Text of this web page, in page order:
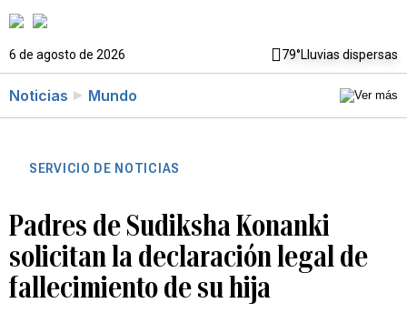
6 de agosto de 2026 79°Lluvias dispersas
Noticias Mundo
SERVICIO DE NOTICIAS
Padres de Sudiksha Konanki
solicitan la declaración legal de
fallecimiento de su hija